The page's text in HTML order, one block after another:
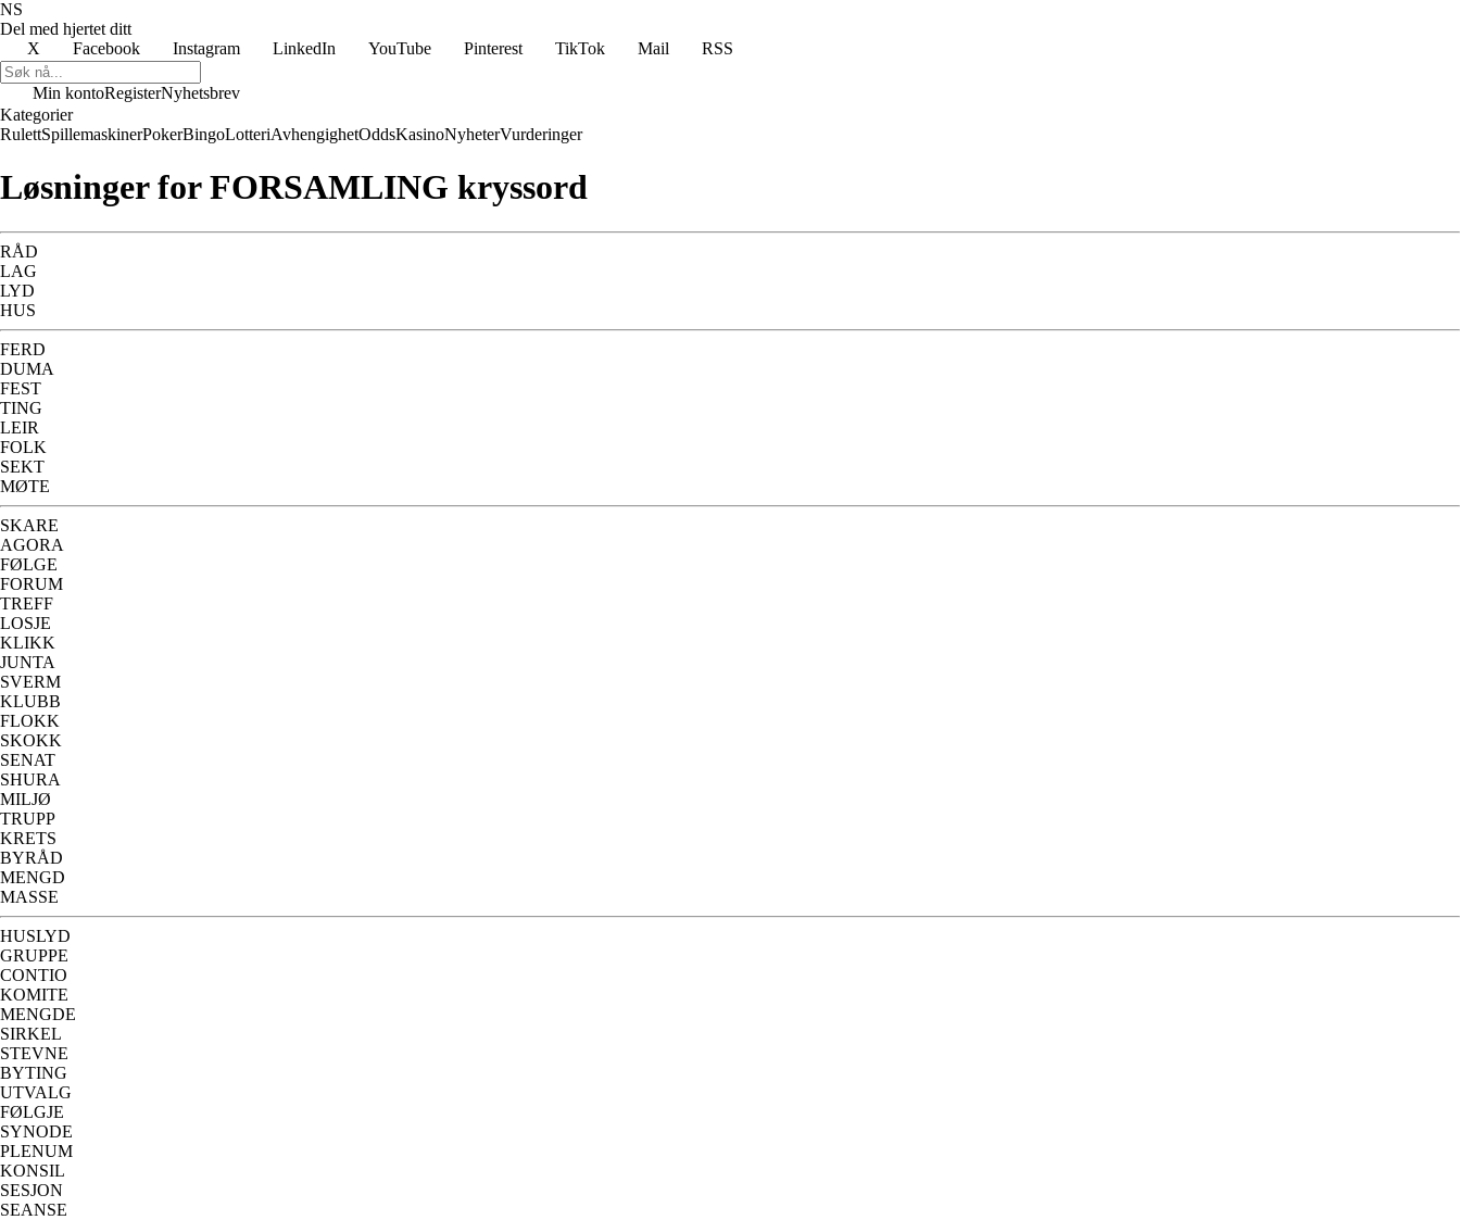
NS
Del med hjertet ditt
X
Facebook Instagram LinkedIn YouTube Pinterest TikTok Mail RSS
Min kontoRegisterNyhetsbrev
Kategorier
RulettSpillemaskinerPokerBingoLotteriAvhengighetOddsKasinoNyheterVurderinger
Løsninger for FORSAMLING kryssord
RÅD
LAG
LYD
HUS
FERD
DUMA
FEST
TING
LEIR
FOLK
SEKT
MØTE
SKARE
AGORA
FØLGE
FORUM
TREFF
LOSJE
KLIKK
JUNTA
SVERM
KLUBB
FLOKK
SKOKK
SENAT
SHURA
MILJØ
TRUPP
KRETS
BYRÅD
MENGD
MASSE
HUSLYD
GRUPPE
CONTIO
KOMITE
MENGDE
SIRKEL
STEVNE
BYTING
UTVALG
FØLGJE
SYNODE
PLENUM
KONSIL
SESJON
SEANSE